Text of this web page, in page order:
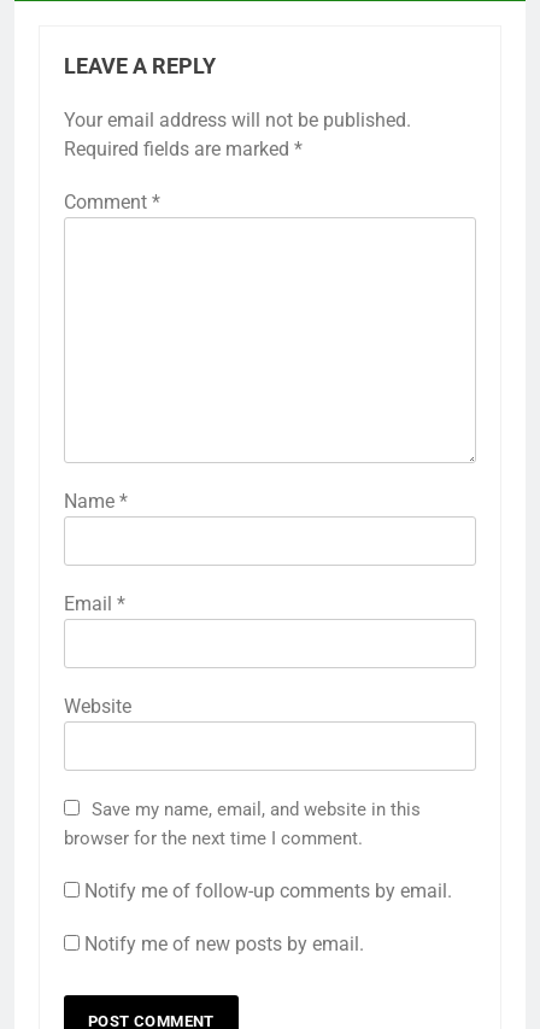
LEAVE A REPLY
Your email address will not be published.
Required fields are marked *
Comment *
Name *
Email *
Website
Save my name, email, and website in this
browser for the next time I comment.
Notify me of follow-up comments by email.
Notify me of new posts by email.